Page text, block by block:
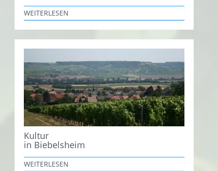
WEITERLESEN
Kultur
in Biebelsheim
WEITERLESEN